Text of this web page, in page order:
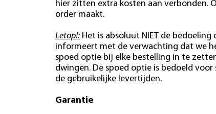
hier zitten extra kosten aan verbonden.
order maakt.
Letop!: Het is absoluut NIET de
informeert met de verwachting dat we
spoed optie bij elke bestelling in te
dwingen. De spoed optie is bedoeld
de gebruikelijke levertijden.
Garantie